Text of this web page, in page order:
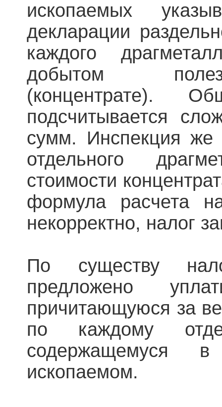
ископаемых
декларации
каждого
добытом
(концентрате).
подсчитывается
сумм. Инспекция же
отдельного
стоимости
формула расчета
некорректно, налог
По существу
предложено
причитающуюся за
по каждому
содержащемуся
ископаемом.